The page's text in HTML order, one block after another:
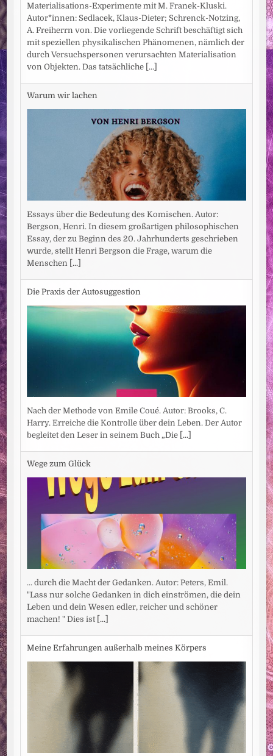
Materialisations-Experimente mit M. Franek-Kluski.
Autor*innen: Sedlacek, Klaus-Dieter; Schrenck-Notzing,
A. Freiherrn von. Die vorliegende Schrift beschäftigt sich
mit speziellen physikalischen Phänomenen, nämlich der
durch Versuchspersonen verursachten Materialisation
von Objekten. Das tatsächliche [...]
Warum wir lachen
Essays über die Bedeutung des Komischen. Autor:
Bergson, Henri. In diesem großartigen philosophischen
Essay, der zu Beginn des 20. Jahrhunderts geschrieben
wurde, stellt Henri Bergson die Frage, warum die
Menschen [...]
Die Praxis der Autosuggestion
Nach der Methode von Emile Coué. Autor: Brooks, C.
Harry. Erreiche die Kontrolle über dein Leben. Der Autor
begleitet den Leser in seinem Buch „Die [...]
Wege zum Glück
... durch die Macht der Gedanken. Autor: Peters, Emil.
"Lass nur solche Gedanken in dich einströmen, die dein
Leben und dein Wesen edler, reicher und schöner
machen! " Dies ist [...]
Meine Erfahrungen außerhalb meines Körpers